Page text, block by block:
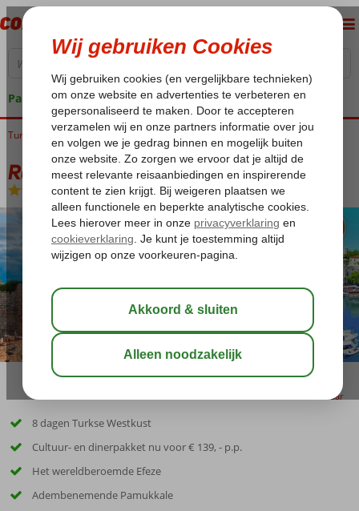
Pakketgarantie
Home
Turkije Rondreizen Rondreizen Turkije Rondreis Spectaculair Turkije
Rondreis Spectaculair Turkije
Zie beschrijving
bewaar
8 dagen Turkse Westkust
Cultuur- en dinerpakket nu voor € 139, - p.p.
Het wereldberoemde Efeze
Adembenemende Pamukkale